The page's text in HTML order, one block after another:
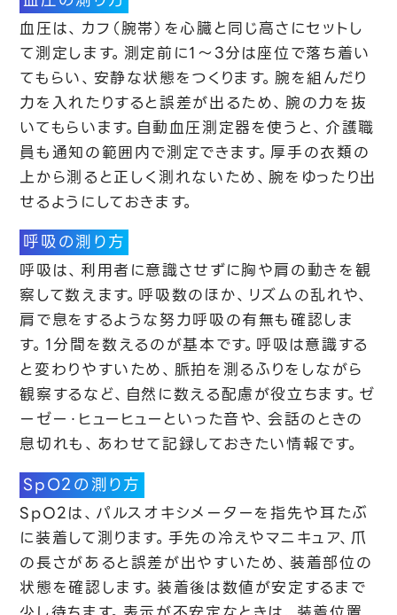
血圧は、カフ（腕帯）を心臓と同じ高さにセットし
て測定します。測定前に1〜3分は座位で落ち着い
てもらい、安静な状態をつくります。腕を組んだり
力を入れたりすると誤差が出るため、腕の力を抜
いてもらいます。自動血圧測定器を使うと、介護職
員も通知の範囲内で測定できます。厚手の衣類の
上から測ると正しく測れないため、腕をゆったり出
せるようにしておきます。
呼吸の測り方
呼吸は、利用者に意識させずに胸や肩の動きを観
察して数えます。呼吸数のほか、リズムの乱れや、
肩で息をするような努力呼吸の有無も確認しま
す。1分間を数えるのが基本です。呼吸は意識する
と変わりやすいため、脈拍を測るふりをしながら
観察するなど、自然に数える配慮が役立ちます。ゼ
ーゼー・ヒューヒューといった音や、会話のときの
息切れも、あわせて記録しておきたい情報です。
SpO2の測り方
SpO2は、パルスオキシメーターを指先や耳たぶ
に装着して測ります。手先の冷えやマニキュア、爪
の長さがあると誤差が出やすいため、装着部位の
状態を確認します。装着後は数値が安定するまで